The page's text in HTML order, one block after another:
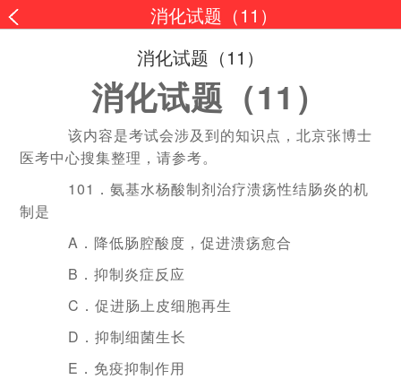
消化试题（11）
消化试题（11）
消化试题（11）
该内容是考试会涉及到的知识点，北京张博士
医考中心搜集整理，请参考。
101．氨基水杨酸制剂治疗溃疡性结肠炎的机
制是
A．降低肠腔酸度，促进溃疡愈合
B．抑制炎症反应
C．促进肠上皮细胞再生
D．抑制细菌生长
E．免疫抑制作用